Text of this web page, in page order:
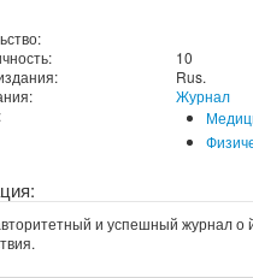
заказа
10
Rus.
Журнал
и успешный журнал о